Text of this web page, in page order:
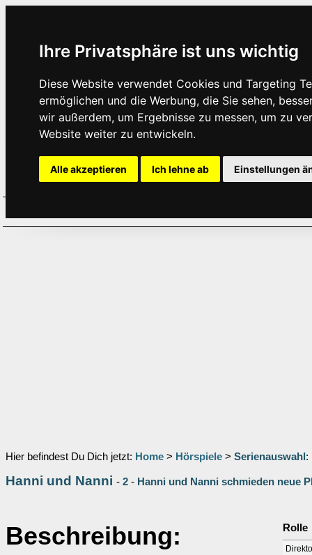
Ihre Privatsphäre ist uns wichtig
Diese Website verwendet Cookies und Targeting
ermöglichen und die Werbung, die Sie sehen,
wir außerdem, um Ergebnisse zu messen, um zu
Website weiter zu entwickeln.
Alle akzeptieren Ich lehne ab Einstellungen
Hier befindest Du Dich jetzt: Home > Hörspiele > Serienauswahl :
Hanni und Nanni - 2 - Hanni und Nanni schmieden neue
Beschreibung: Rolle